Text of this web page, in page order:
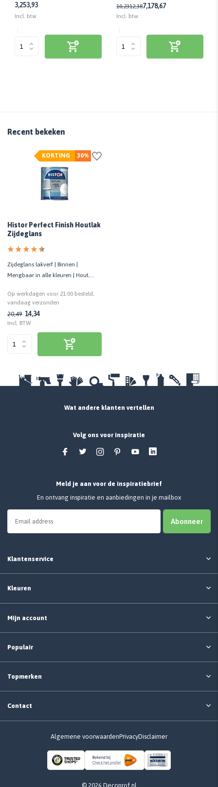
3,253,93
Incl. btw
10,2312,387,178,67
Incl. btw
Recent bekeken
30%
KORTING
Histor Perfect Finish Houtlak
Zijdeglans
Zijdeglans lakverf | Binnen |
Mengbaar in alle kleuren | Hout,
Op werkdagen voor 21:00 besteld,
vandaag verzonden
20,49 14,34
Incl. BTW
Wat andere klanten vertellen
Volg ons voor inspiratie
Meld je aan voor de inspiratiebrief
En ontvang inspiratie en aanbiedingen in je mailbox
Abonneer
Klantenservice
Kleuren
Mijn account
Populair
Topmerken
Contact
Algemene voorwaardenPrivacyDisclaimer
© 2026 Decoprof.nl